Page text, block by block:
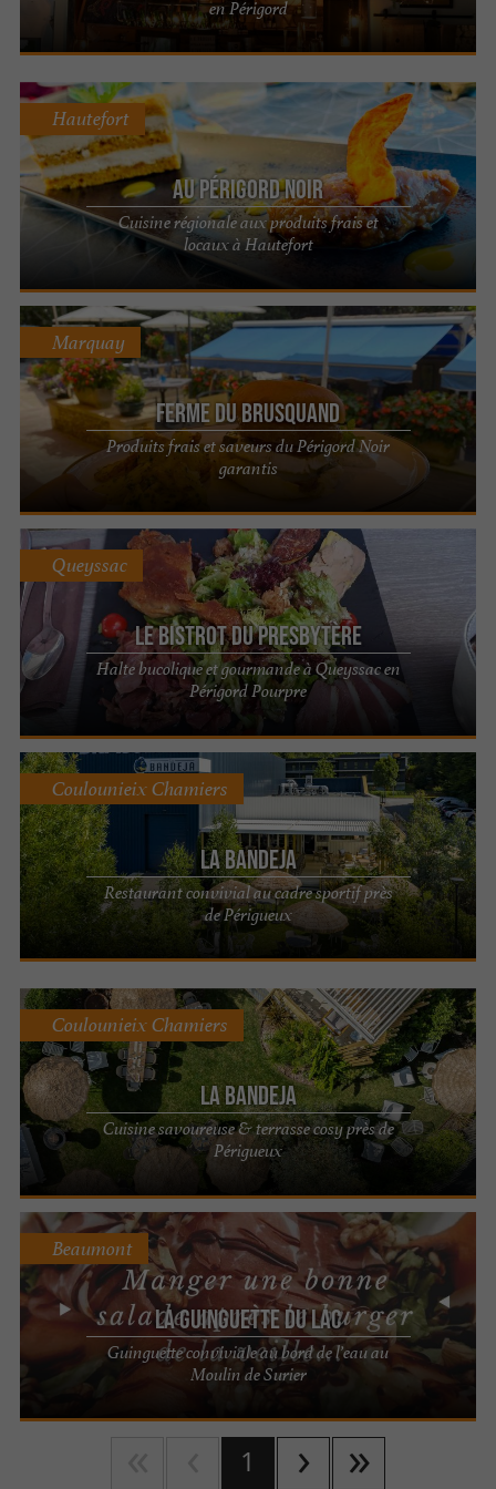
en Périgord
Au Périgord Noir
Cuisine régionale aux produits frais et
locaux à Hautefort
Hautefort
Ferme du Brusquand
Produits frais et saveurs du Périgord Noir
garantis
Marquay
Le Bistrot du Presbytère
Halte bucolique et gourmande à Queyssac en
Périgord Pourpre
Queyssac
La Bandeja
Restaurant convivial au cadre sportif près
de Périgueux
Coulounieix Chamiers
La Bandeja
Cuisine savoureuse & terrasse cosy près de
Périgueux
Coulounieix Chamiers
La Guinguette du Lac
Guinguette conviviale au bord de l’eau au
Moulin de Surier
Beaumont
1